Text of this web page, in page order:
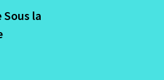
la